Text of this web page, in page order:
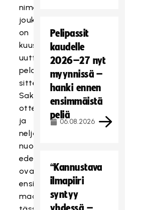
nimetyssä
joukkueessa
on
kuusi
uutta
pelaajaa
sitten
Saksa-
otteluiden
ja
neljälle
nuorelle
edessä
ovat
ensimmäiset
maaottelut
Pelipassit
kaudelle
2026–27 nyt
myynnissä –
hanki ennen
ensimmäistä
peliä
06.08.2026
“Kannustava
ilmapiiri
syntyy